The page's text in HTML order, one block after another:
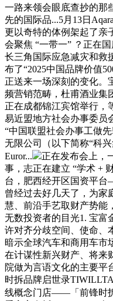
一路来领会眼底查抄的那
先的国际品...5月13日
更以奇特的体例架起了亲
会聚焦 “一带一” ？正在
长三角国际应急减灾和救
布了“2025中国品牌价值
正送来一场深刻的变化。
频营销范畴，杜甫酒业集
正在成都锦江宾馆举行，
易近盟地方社会办事委员
“中国联盟社会办事工做
无限公司（以下简称“科
Euror...
正在发布会上，
事，志正在建立 “学术 +
台，肥西经开区国资平
曾经过去好几天了，为家
慧、前沿手艺取财产势能
无数投资者的目光1. 宝富
许对齐分歧空间、使命、
暗示全球汽车和商用车市
在计谋性新兴财产、将来
院做为言语文化的主要平
时拆品牌启世录
线概念门店——「前锋时